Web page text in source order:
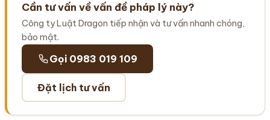
Cần tư vấn về vấn đề pháp lý này?
Công ty Luật Dragon tiếp nhận và tư vấn nhanh chóng,
bảo mật.
Gọi 0983 019 109
Đặt lịch tư vấn